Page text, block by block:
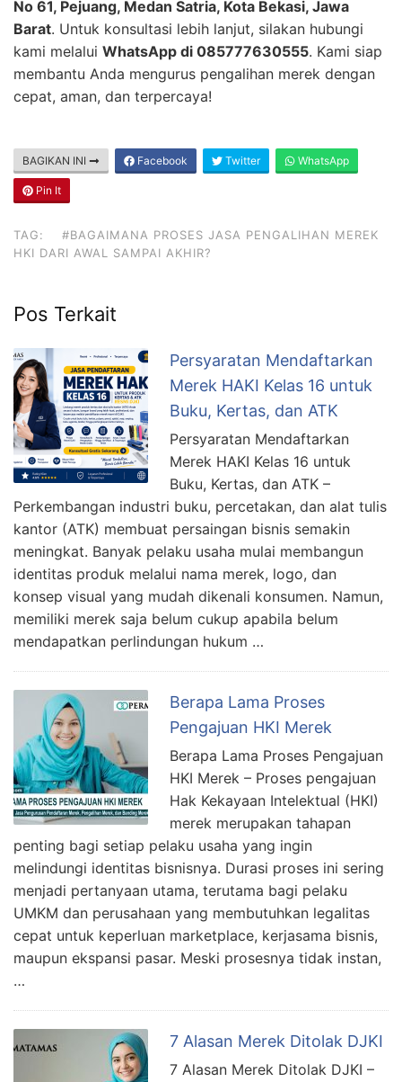
No 61, Pejuang, Medan Satria, Kota Bekasi, Jawa
Barat. Untuk konsultasi lebih lanjut, silakan hubungi
kami melalui WhatsApp di 085777630555. Kami siap
membantu Anda mengurus pengalihan merek dengan
cepat, aman, dan terpercaya!
BAGIKAN INI Facebook Twitter WhatsApp
Pin It
TAG:
#BAGAIMANA PROSES JASA PENGALIHAN MEREK
HKI DARI AWAL SAMPAI AKHIR?
Pos Terkait
Persyaratan Mendaftarkan
Merek HAKI Kelas 16 untuk
Buku, Kertas, dan ATK
Persyaratan Mendaftarkan
Merek HAKI Kelas 16 untuk
Buku, Kertas, dan ATK –
Perkembangan industri buku, percetakan, dan alat tulis
kantor (ATK) membuat persaingan bisnis semakin
meningkat. Banyak pelaku usaha mulai membangun
identitas produk melalui nama merek, logo, dan
konsep visual yang mudah dikenali konsumen. Namun,
memiliki merek saja belum cukup apabila belum
mendapatkan perlindungan hukum …
Berapa Lama Proses
Pengajuan HKI Merek
Berapa Lama Proses Pengajuan
HKI Merek – Proses pengajuan
Hak Kekayaan Intelektual (HKI)
merek merupakan tahapan
penting bagi setiap pelaku usaha yang ingin
melindungi identitas bisnisnya. Durasi proses ini sering
menjadi pertanyaan utama, terutama bagi pelaku
UMKM dan perusahaan yang membutuhkan legalitas
cepat untuk keperluan marketplace, kerjasama bisnis,
maupun ekspansi pasar. Meski prosesnya tidak instan,
…
7 Alasan Merek Ditolak DJKI
7 Alasan Merek Ditolak DJKI –